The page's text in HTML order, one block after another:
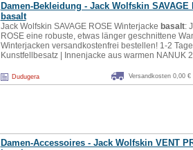
Damen-Bekleidung - Jack Wolfskin SAVAGE
basalt
Jack Wolfskin SAVAGE ROSE Winterjacke basalt:
ROSE eine robuste, etwas länger geschnittene
Winterjacken versandkostenfrei bestellen! 1-2
Kunstfellbesatz | Innenjacke aus warmen NANUK
Dudugera
Versandkosten 0,00 €
Damen-Accessoires - Jack Wolfskin VENT